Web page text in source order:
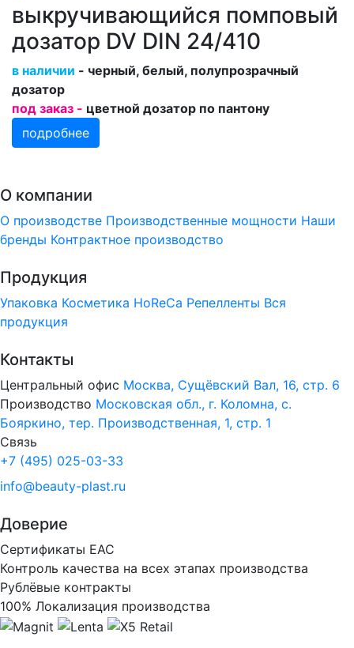
выкручивающийся помповый
дозатор DV DIN 24/410
в наличии - черный, белый, полупрозрачный
дозатор
под заказ - цветной дозатор по пантону
подробнее
О компании
О производстве Производственные мощности Наши
бренды Контрактное производство
Продукция
Упаковка Косметика HoReCa Репелленты Вся
продукция
Контакты
Центральный офис Москва, Сущёвский Вал, 16, стр. 6
Производство Московская обл., г. Коломна, с.
Бояркино, тер. Производственная, 1, стр. 1
Связь
+7 (495) 025-03-33
info@beauty-plast.ru
Доверие
Сертификаты ЕАС
Контроль качества на всех этапах производства
Рублёвые контракты
100% Локализация производства